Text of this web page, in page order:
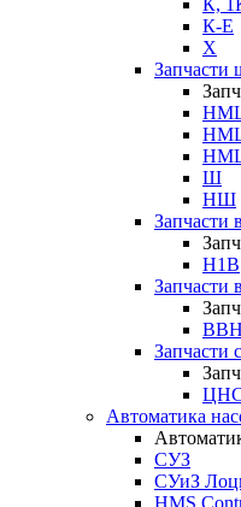
К,
К-Е
Х
Запчасти
Ш
НШ
Запчасти
Н1В
Запчасти
ВВН
Запчасти
Автоматика
СУЗ
СУиЗ